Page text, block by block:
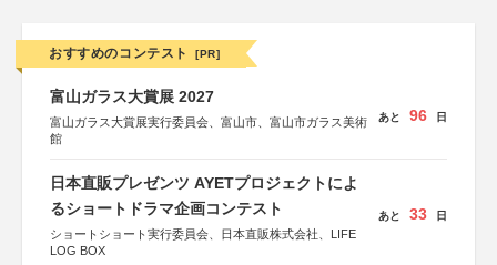
おすすめのコンテスト [PR]
富山ガラス大賞展 2027
富山ガラス大賞展実行委員会、富山市、富山市ガラス美術
館
あと 96 日
日本直販プレゼンツ AYETプロジェクトによ
るショートドラマ企画コンテスト
ショートショート実行委員会、日本直販株式会社、LIFE
LOG BOX
あと 33 日